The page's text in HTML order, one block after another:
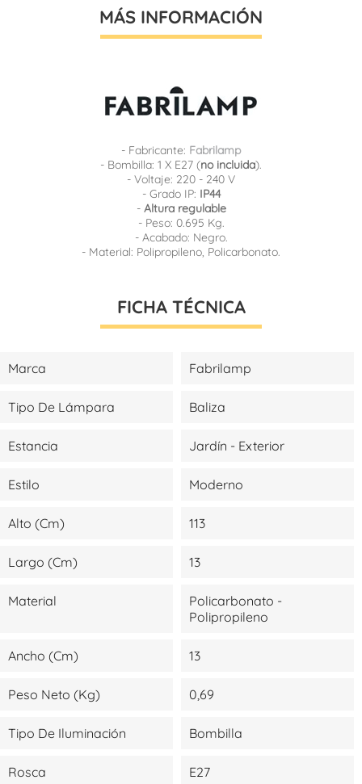
MÁS INFORMACIÓN
- Fabricante: Fabrilamp
- Bombilla: 1 X E27 (no incluida).
- Voltaje: 220 - 240 V
- Grado IP: IP44
- Altura regulable
- Peso: 0.695 Kg.
- Acabado: Negro.
- Material: Polipropileno, Policarbonato.
FICHA TÉCNICA
Marca Fabrilamp
Tipo De Lámpara Baliza
Estancia Jardín - Exterior
Estilo Moderno
Alto (cm) 113
Largo (cm) 13
Material
Policarbonato -
Polipropileno
Ancho (cm) 13
Peso Neto (kg) 0,69
Tipo De Iluminación Bombilla
Rosca E27